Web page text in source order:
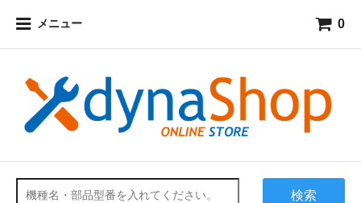
メニュー 0
検索